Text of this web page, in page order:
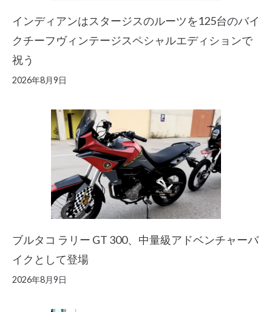
インディアンはスタージスのルーツを125台のバイ
クチーフヴィンテージスペシャルエディションで
祝う
2026年8月9日
ブルタコ ラリー GT 300、中量級アドベンチャーバ
イクとして登場
2026年8月9日